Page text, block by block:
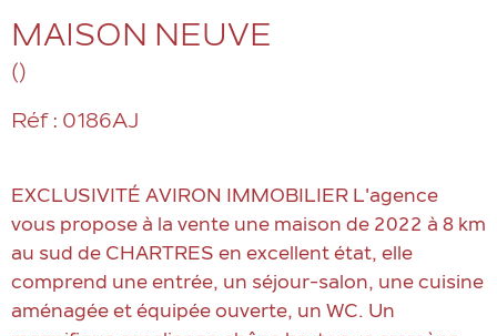
MAISON NEUVE
()
Réf : 0186AJ
EXCLUSIVITÉ AVIRON IMMOBILIER L'agence
vous propose à la vente une maison de 2022 à 8 km
au sud de CHARTRES en excellent état, elle
comprend une entrée, un séjour-salon, une cuisine
aménagée et équipée ouverte, un WC. Un